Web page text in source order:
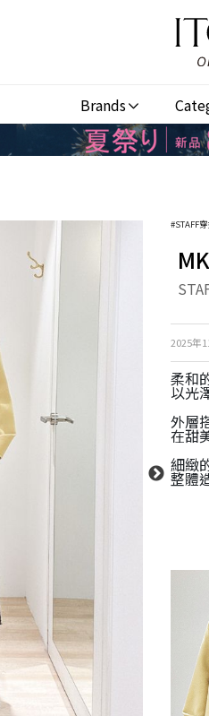
Brands
#STAFF
2025年
柔和
以光
外層
在甜
細緻
整體